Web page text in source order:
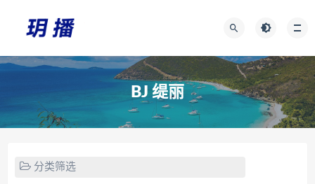
BJ 缇丽
分类筛选